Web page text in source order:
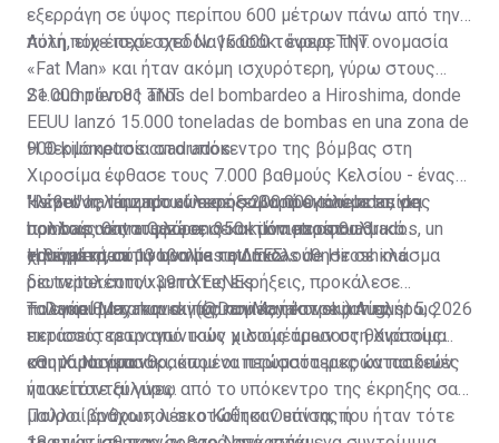
εξερράγη σε ύψος περίπου 600 μέτρων πάνω από την
πόλη, είχε ισχύ σχεδόν 15.000 τόνους TNT.
Αυτή που έπεσε στο Ναγκασάκι έφερε την ονομασία
«Fat Man» και ήταν ακόμη ισχυρότερη, γύρω στους
21.000 τόνους TNT.
Se cumplen 81 años del bombardeo a Hiroshima, donde
EEUU lanzó 15.000 toneladas de bombas en una zona de
900 kilómetros cuadrados.
"Israel" ha lanzado al menos 200.000 toneladas de
bombas contra Gaza en 350 kilómetros cuadrados, un
equivalente a 13 bombas atómicas de Hiroshima.
pic.twitter.com/x39mXEeNEs
— Daniel Mayakovski (@DaniMayakovski)August 5, 2026
Η θερμοκρασία στο υπόκεντρο της βόμβας στη
Χιροσίμα έφθασε τους 7.000 βαθμούς Κελσίου - ένας
κλίβανος που προκάλεσε σοβαρά εγκαύματα, για
πολλούς θανατηφόρα, σε ακτίνα περίπου 3
χιλιομέτρων.
Η έντονη λάμψη των εκρήξεων προκάλεσε επίσης
προσωρινές τυφλώσεις και μόνιμα οφθαλμικά
τραύματα, σύμφωνα με τη ΔΕΕΣ.
Η θερμική ακτινοβολία που ακολούθησε σε κλάσμα
δευτερολέπτου μετά τις εκρήξεις, προκάλεσε
πολυάριθμες πυρκαγιές που κατέστρεψαν πλήρως
εκτάσεις τετραγωνικών χιλιομέτρων στη Χιροσίμα
και το Ναγκασάκι, όπου οι περισσότερες κατασκευές
ήταν τότε ξύλινες.
Τα εγκαύματα και οι πυρκαγιές ήταν οι αιτίες
περισσότερων από τους μισούς άμεσους θανάτους
στη Χιροσίμα.
«Θυμάμαι απανθρακωμένα πτώματα μικρών παιδιών
να κείτονται γύρω από το υπόκεντρο της έκρηξης σαν
μαύροι βράχοι», λέει ο Κοΐτσι Ουάντα, που ήταν τότε
Πολλοί άνθρωποι σκοτώθηκαν επίσης ή